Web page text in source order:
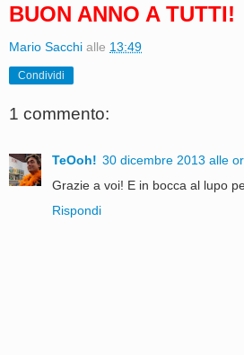
BUON ANNO A TUTTI!
Mario Sacchi alle 13:49
Condividi
1 commento:
TeOoh! 30 dicembre 2013 alle
Grazie a voi! E in bocca al lupo
Rispondi